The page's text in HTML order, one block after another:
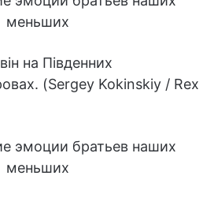
на Південних
(Sergey Kokinskiy / Rex